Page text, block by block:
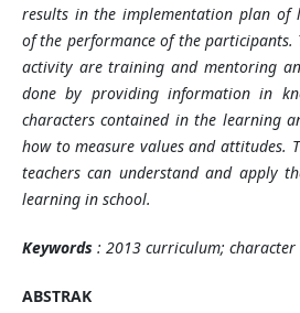
results in the implementation plan of
of the performance of the participants.
activity are training and mentoring
done by providing information in
characters contained in the learning
how to measure valuesand attitudes.
teachers can understand and apply
learning in school.
Keywords : 2013 curriculum;
ABSTRAK